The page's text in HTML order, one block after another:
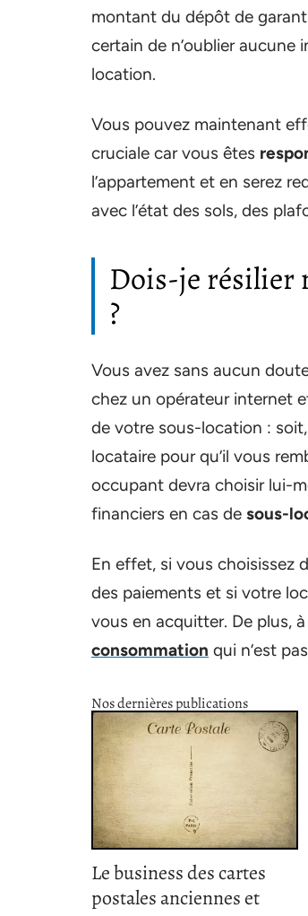
montant du dépôt de
certain de n’oublier
location.
Vous pouvez maintenant
cruciale car vous êtes
l’appartement et en serez
avec l’état des sols, des
Dois-je résilier
?
Vous avez sans aucun
chez un opérateur internet
de votre sous-location :
locataire pour qu’il vous
occupant devra choisir lui-
financiers en cas de sous-
En effet, si vous choisissez
des paiements et si votre
vous en acquitter. De plus,
consommation qui n’est
Nos dernières publications
Le business des cartes
postales anciennes et